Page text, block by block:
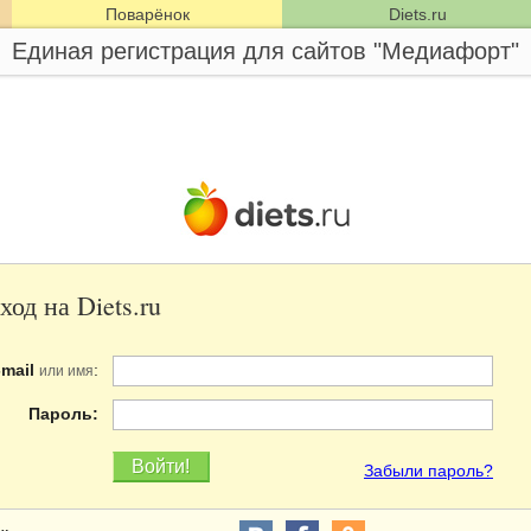
Поварёнок Diets.ru
Единая регистрация для сайтов "Медиафорт"
на Diets.ru
или имя:
Пароль:
Забыли пароль?